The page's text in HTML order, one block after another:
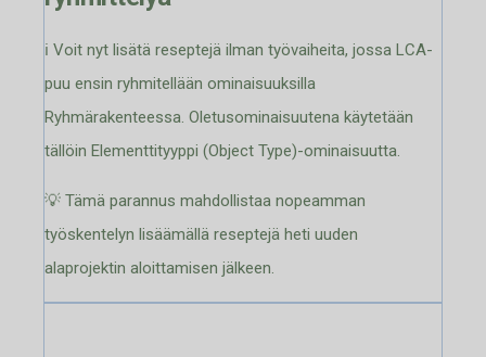
ℹ️ Voit nyt lisätä reseptejä ilman työvaiheita, jossa LCA-
puu ensin ryhmitellään ominaisuuksilla
Ryhmärakenteessa. Oletusominaisuutena käytetään
tällöin Elementtityyppi (Object Type)-ominaisuutta.
💡 Tämä parannus mahdollistaa nopeamman
työskentelyn lisäämällä reseptejä heti uuden
alaprojektin aloittamisen jälkeen.